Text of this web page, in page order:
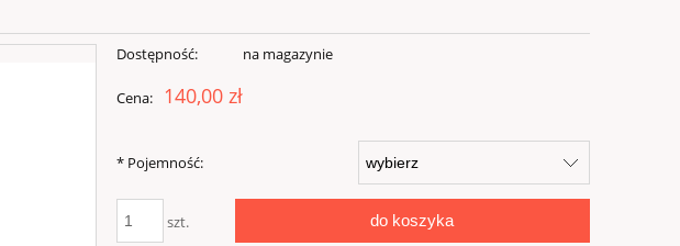
Dostępność: na magazynie
Cena: 140,00 zł
* Pojemność:
szt. do koszyka